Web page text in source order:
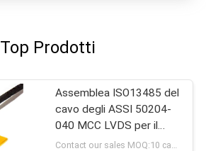
Top Prodotti
Assemblea ISO13485 del
cavo degli ASSI 50204-
040 MCC LVDS per il
monitor medico